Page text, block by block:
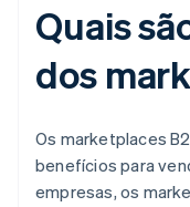
Quais
dos
Os marketplaces
benefícios para
empresas, os